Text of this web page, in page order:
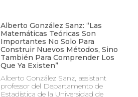
Alberto González Sanz: “Las
Matemáticas Teóricas Son
Importantes No Solo Para
Construir Nuevos Métodos, Sino
También Para Comprender Los
Que Ya Existen”
Alberto González Sanz, assistant
professor del Departamento de
Estadística de la Universidad de